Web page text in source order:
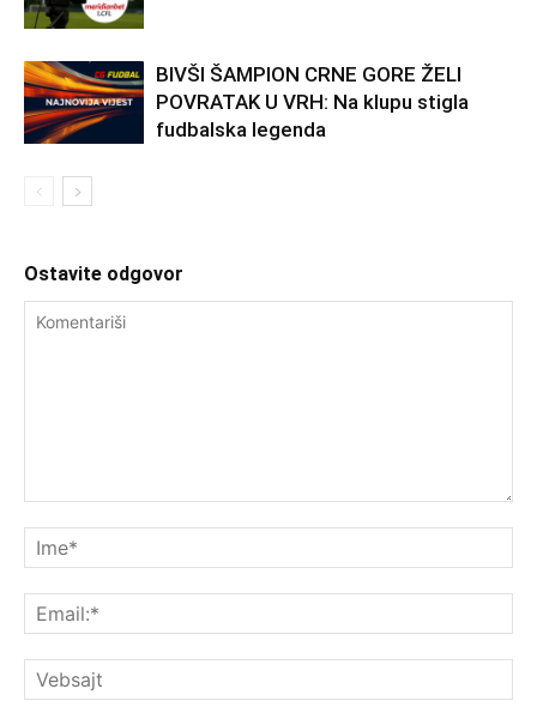
BIVŠI ŠAMPION CRNE GORE ŽELI
POVRATAK U VRH: Na klupu stigla
fudbalska legenda
Ostavite odgovor